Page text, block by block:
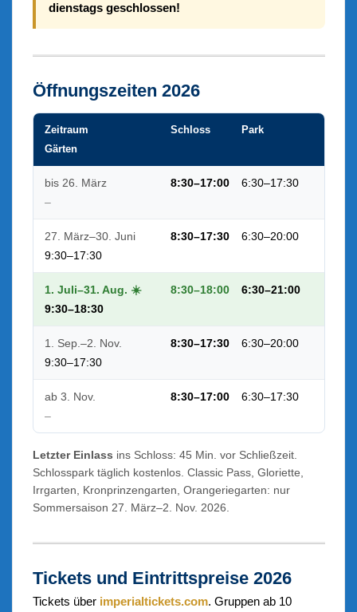
dienstags geschlossen!
Öffnungszeiten 2026
Zeitraum Schloss
Park
Gärten
bis 26. März 8:30–17:00
6:30–17:30
–
27. März–30. Juni 8:30–17:30
6:30–20:00
9:30–17:30
1. Juli–31. Aug. ☀️ 8:30–18:00
6:30–21:00
9:30–18:30
1. Sep.–2. Nov. 8:30–17:30
6:30–20:00
9:30–17:30
ab 3. Nov. 8:30–17:00
6:30–17:30
–
Letzter Einlass ins Schloss: 45 Min. vor Schließzeit.
Schlosspark täglich kostenlos. Classic Pass, Gloriette,
Irrgarten, Kronprinzengarten, Orangeriegarten: nur
Sommersaison 27. März–2. Nov. 2026.
Tickets und Eintrittspreise 2026
Tickets über imperialtickets.com. Gruppen ab 10